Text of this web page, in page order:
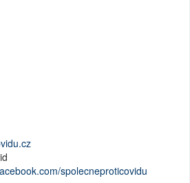
spolecneproticovidu